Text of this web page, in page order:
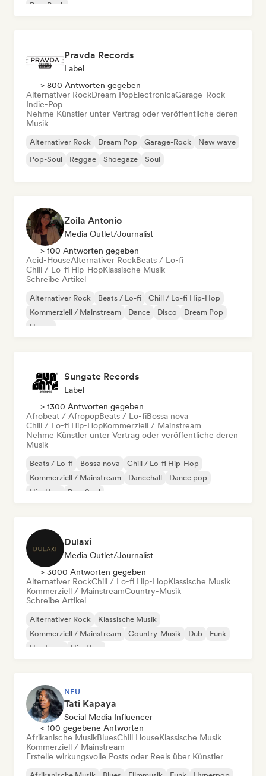
Pop-Rock
Pravda Records
Label
> 800 Antworten gegeben
Alternativer RockDream PopElectronicaGarage-Rock
Indie-Pop
Nehme Künstler unter Vertrag oder veröffentliche deren
Musik
Alternativer Rock Dream Pop Garage-Rock
New wave
Pop-Soul
Reggae Shoegaze Soul
Zoila Antonio
Media Outlet/Journalist
> 100 Antworten gegeben
Acid-HouseAlternativer RockBeats / Lo-fi
Chill / Lo-fi Hip-HopKlassische Musik
Schreibe Artikel
Alternativer Rock Beats / Lo-fi
Chill / Lo-fi Hip-Hop
Kommerziell / Mainstream
Dance Disco
Dream Pop
House
Sungate Records
Label
> 1300 Antworten gegeben
Afrobeat / AfropopBeats / Lo-fiBossa nova
Chill / Lo-fi Hip-HopKommerziell / Mainstream
Nehme Künstler unter Vertrag oder veröffentliche deren
Musik
Beats / Lo-fi Bossa nova
Chill / Lo-fi Hip-Hop
Kommerziell / Mainstream
Dancehall
Dance pop
Hip-Hop
Pop-Soul
Dulaxi
Media Outlet/Journalist
> 3000 Antworten gegeben
Alternativer RockChill / Lo-fi Hip-HopKlassische Musik
Kommerziell / MainstreamCountry-Musik
Schreibe Artikel
Alternativer Rock
Klassische Musik
Kommerziell / Mainstream
Country-Musik Dub
Funk
Hardcore
Hip-Hop
NEU
Tati Kapaya
Social Media Influencer
< 100 gegebene Antworten
Afrikanische MusikBluesChill HouseKlassische Musik
Kommerziell / Mainstream
Erstelle wirkungsvolle Posts oder Reels über Künstler